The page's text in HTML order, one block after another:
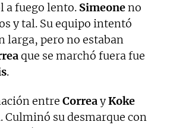
a fuego lento. Simeoneno
y tal. Su equipo intentó
larga, pero no estaban
que se marchó fuera fue
.
entre CorreayKoke
su desmarque con